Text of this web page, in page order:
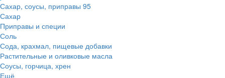
Сахар, соусы, приправы 95
Сахар
Приправы и специи
Соль
Сода, крахмал, пищевые добавки
Растительные и оливковые масла
Соусы, горчица, хрен
Ещё